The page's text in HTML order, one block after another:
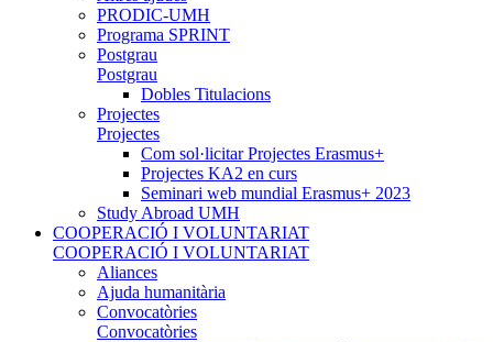
PRODIC-UMH
Programa SPRINT
Postgrau
Postgrau
Dobles Titulacions
Projectes
Projectes
Com sol·licitar Projectes Erasmus+
Projectes KA2 en curs
Seminari web mundial Erasmus+ 2023
Study Abroad UMH
COOPERACIÓ I VOLUNTARIAT
COOPERACIÓ I VOLUNTARIAT
Aliances
Ajuda humanitària
Convocatòries
Convocatòries